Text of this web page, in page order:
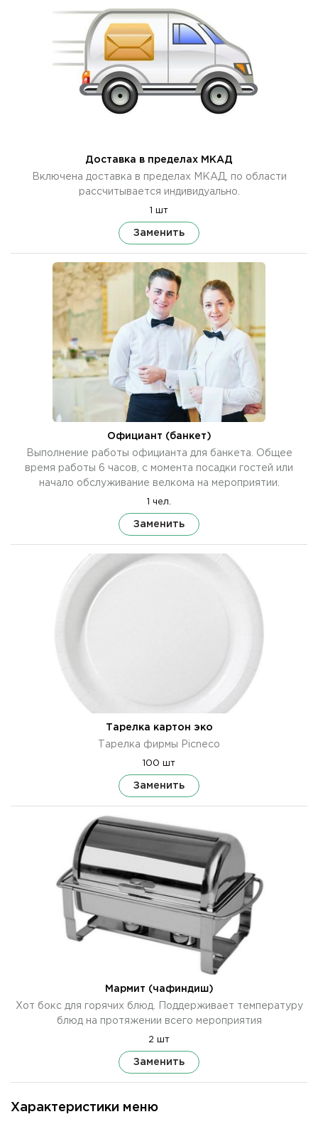
Характеристики меню
Доставка в пределах МКАД
Включена доставка в пределах МКАД, по области
рассчитывается индивидуально.
1 шт
Заменить
Официант (банкет)
Выполнение работы официанта для банкета. Общее
время работы 6 часов, с момента посадки гостей или
начало обслуживание велкома на мероприятии.
1 чел.
Заменить
Тарелка картон эко
Тарелка фирмы Picneco
100 шт
Заменить
Мармит (чафиндиш)
Хот бокс для горячих блюд. Поддерживает температуру
блюд на протяжении всего мероприятия
2 шт
Заменить